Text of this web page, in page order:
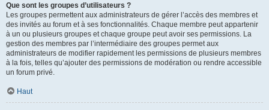
Que sont les groupes d’utilisateurs ?
Les groupes permettent aux administrateurs de gérer l’accès des membres et
des invités au forum et à ses fonctionnalités. Chaque membre peut appartenir
à un ou plusieurs groupes et chaque groupe peut avoir ses permissions. La
gestion des membres par l’intermédiaire des groupes permet aux
administrateurs de modifier rapidement les permissions de plusieurs membres
à la fois, telles qu’ajouter des permissions de modération ou rendre accessible
un forum privé.
Haut